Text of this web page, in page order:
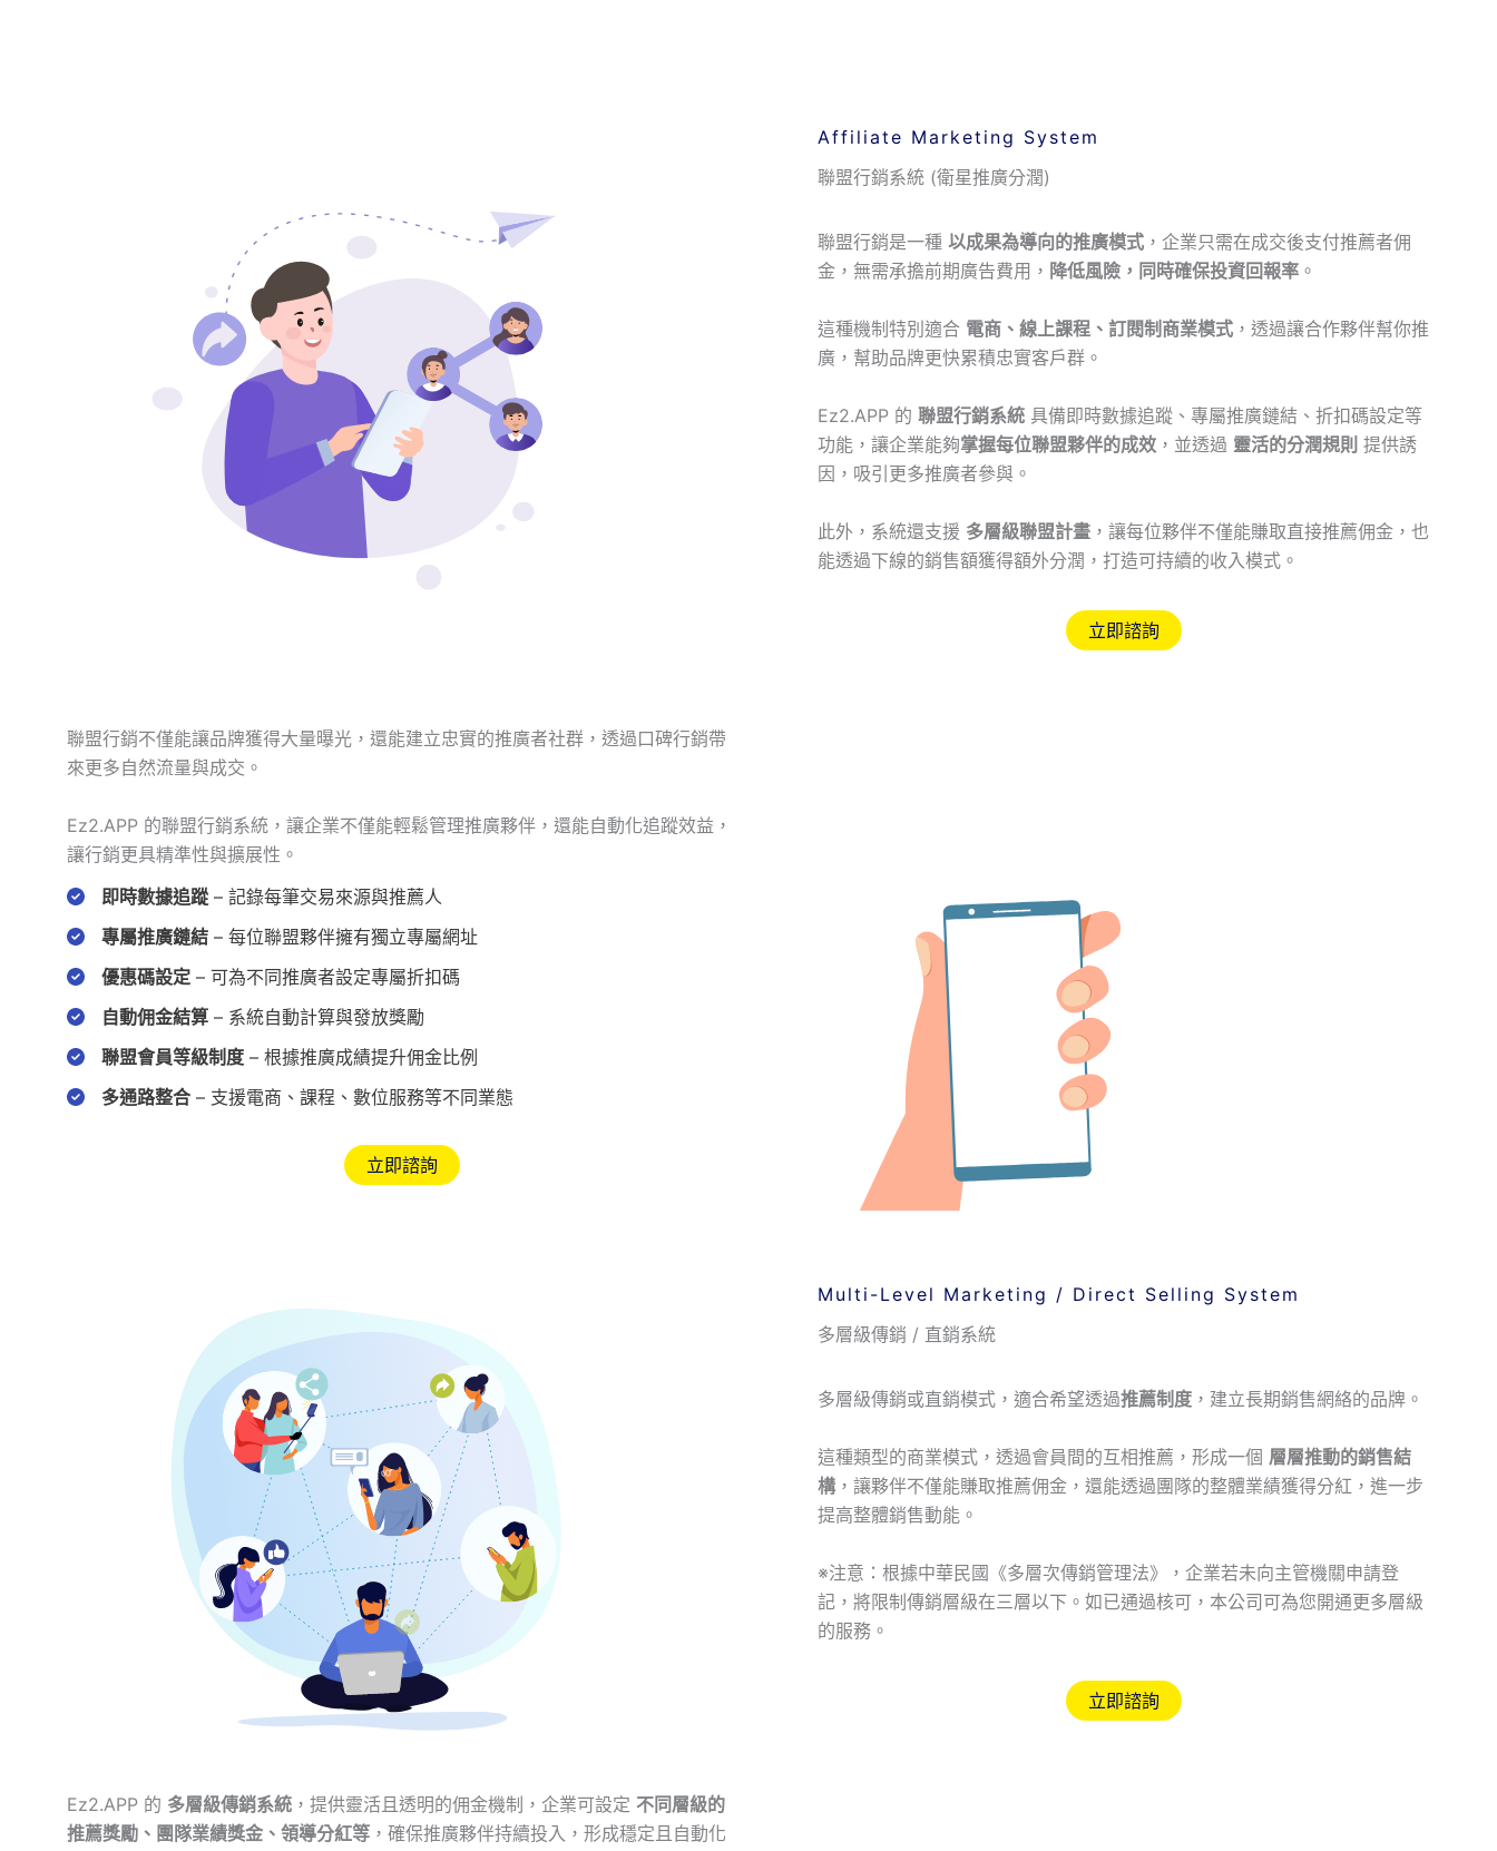
Affiliate Marketing System
聯盟行銷系統 (衛星推廣分潤)
聯盟行銷是一種 以成果為導向的推廣模式 ，企業只需在成交後支付推薦者佣
金，無需承擔前期廣告費用， 降低風險，同時確保投資回報率 。
這種機制特別適合 電商、線上課程、訂閱制商業模式 ，透過讓合作夥伴幫你推
廣，幫助品牌更快累積忠實客戶群。
Ez2.APP 的 聯盟行銷系統 具備即時數據追蹤、專屬推廣鏈結、折扣碼設定等
功能，讓企業能夠掌握每位聯盟夥伴的成效 ，並透過 靈活的分潤規則 提供誘
因，吸引更多推廣者參與。
此外，系統還支援 多層級聯盟計畫 ，讓每位夥伴不僅能賺取直接推薦佣金，也
能透過下線的銷售額獲得額外分潤，打造可持續的收入模式。
立即諮詢
聯盟行銷不僅能讓品牌獲得大量曝光，還能建立忠實的推廣者社群，透過口碑行銷帶
來更多自然流量與成交。
Ez2.APP 的聯盟行銷系統，讓企業不僅能輕鬆管理推廣夥伴，還能自動化追蹤效益，
讓行銷更具精準性與擴展性。
即時數據追蹤 – 記錄每筆交易來源與推薦人
專屬推廣鏈結 – 每位聯盟夥伴擁有獨立專屬網址
優惠碼設定 – 可為不同推廣者設定專屬折扣碼
自動佣金結算 – 系統自動計算與發放獎勵
聯盟會員等級制度 – 根據推廣成績提升佣金比例
多通路整合 – 支援電商、課程、數位服務等不同業態
立即諮詢
Multi-Level Marketing / Direct Selling System
多層級傳銷 / 直銷系統
多層級傳銷或直銷模式，適合希望透過推薦制度 ，建立長期銷售網絡的品牌。
這種類型的商業模式，透過會員間的互相推薦，形成一個 層層推動的銷售結
構 ，讓夥伴不僅能賺取推薦佣金，還能透過團隊的整體業績獲得分紅，進一步
提高整體銷售動能。
※注意：根據中華民國《多層次傳銷管理法》，企業若未向主管機關申請登
記，將限制傳銷層級在三層以下。如已通過核可，本公司可為您開通更多層級
的服務。
立即諮詢
Ez2.APP 的 多層級傳銷系統 ，提供靈活且透明的佣金機制，企業可設定 不同層級的
推薦獎勵、團隊業績獎金、領導分紅等 ，確保推廣夥伴持續投入，形成穩定且自動化